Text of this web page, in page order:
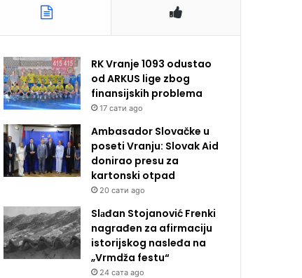
RK Vranje 1093 odustao
od ARKUS lige zbog
finansijskih problema
17 сати ago
Ambasador Slovačke u
poseti Vranju: Slovak Aid
donirao presu za
kartonski otpad
20 сати ago
Slаđan Stojanović Frenki
nagrađen za afirmaciju
istorijskog nasleđa na
„Vrmdža festu“
24 сата ago